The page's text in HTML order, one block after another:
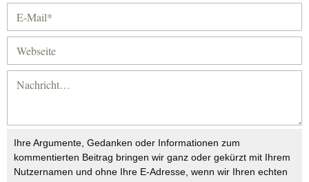
Ihre Argumente, Gedanken oder Informationen zum
kommentierten Beitrag bringen wir ganz oder gekürzt mit Ihrem
Nutzernamen und ohne Ihre E-Adresse, wenn wir Ihren echten